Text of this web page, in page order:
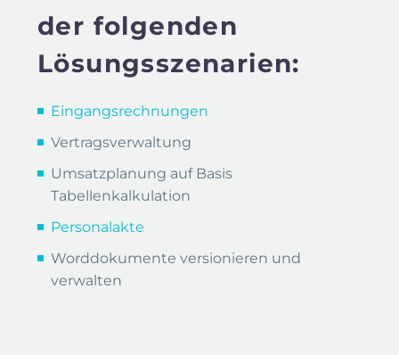
der folgenden
Lösungsszenarien:
Eingangsrechnungen
Vertragsverwaltung
Umsatzplanung auf Basis
Tabellenkalkulation
Personalakte
Worddokumente versionieren und
verwalten